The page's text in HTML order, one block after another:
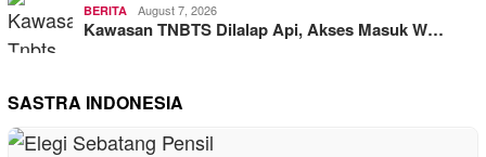
BERITA August 7, 2026
Kawasan TNBTS Dilalap Api, Akses Masuk W…
SASTRA INDONESIA